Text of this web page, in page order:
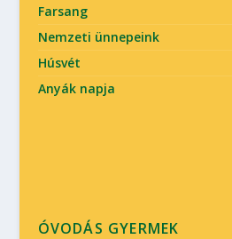
Farsang
Nemzeti ünnepeink
Húsvét
Anyák napja
ÓVODÁS GYERMEK